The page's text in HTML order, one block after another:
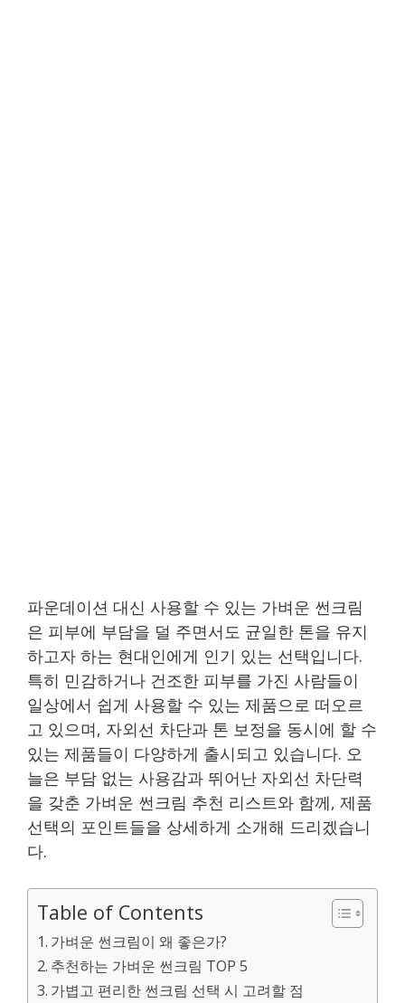
파운데이션 대신 사용할 수 있는 가벼운 썬크림
은 피부에 부담을 덜 주면서도 균일한 톤을 유지
하고자 하는 현대인에게 인기 있는 선택입니다.
특히 민감하거나 건조한 피부를 가진 사람들이
일상에서 쉽게 사용할 수 있는 제품으로 떠오르
고 있으며, 자외선 차단과 톤 보정을 동시에 할 수
있는 제품들이 다양하게 출시되고 있습니다. 오
늘은 부담 없는 사용감과 뛰어난 자외선 차단력
을 갖춘 가벼운 썬크림 추천 리스트와 함께, 제품
선택의 포인트들을 상세하게 소개해 드리겠습니
다.
Table of Contents
가벼운 썬크림이 왜 좋은가?
추천하는 가벼운 썬크림 TOP 5
가볍고 편리한 썬크림 선택 시 고려할 점